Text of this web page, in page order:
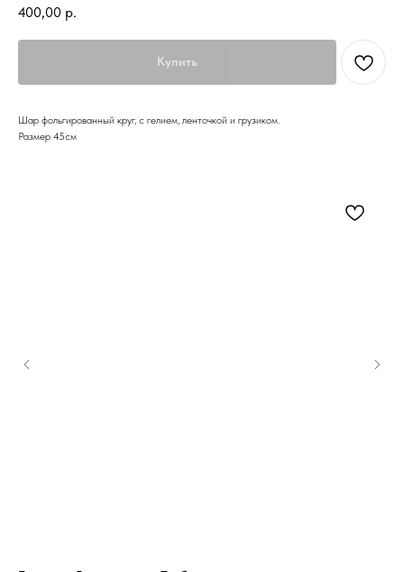
400,00 р.
Купить
Шар фольгированный круг, с гелием, ленточкой и грузиком.
Размер 45см